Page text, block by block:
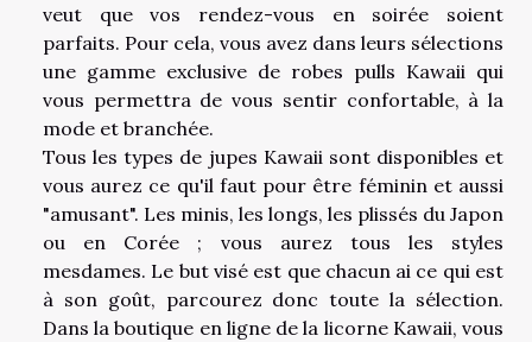
veut que vos rendez-vous en soirée soient
parfaits. Pour cela, vous avez dans leurs sélections
une gamme exclusive de robes pulls Kawaii qui
vous permettra de vous sentir confortable, à la
mode et branchée.
Tous les types de jupes Kawaii sont disponibles et
vous aurez ce qu'il faut pour être féminin et aussi
"amusant". Les minis, les longs, les plissés du Japon
ou en Corée ; vous aurez tous les styles
mesdames. Le but visé est que chacun ai ce qui est
à son goût, parcourez donc toute la sélection.
Dans la boutique en ligne de la licorne Kawaii, vous